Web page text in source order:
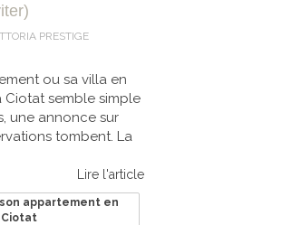
PRESTIGE
ou sa villa en
Ciotat semble simple
une annonce sur
tombent. La
Lire l'article
appartement en